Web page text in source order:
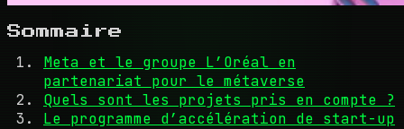
Sommaire
Meta et le groupe L’Oréal en
partenariat pour le métaverse
Quels sont les projets pris en compte ?
Le programme d’accélération de start-up